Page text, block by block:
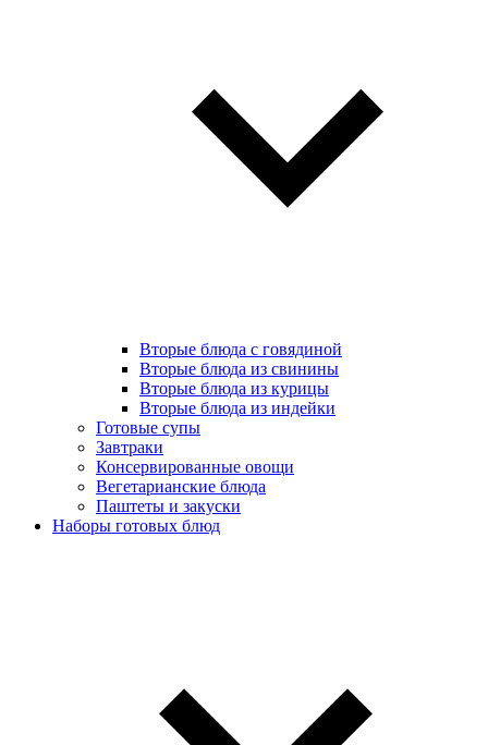
Вторые блюда с говядиной
Вторые блюда из свинины
Вторые блюда из курицы
Вторые блюда из индейки
Готовые супы
Завтраки
Консервированные овощи
Вегетарианские блюда
Паштеты и закуски
Наборы готовых блюд